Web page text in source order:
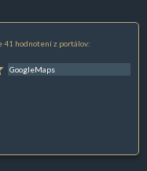
41 hodnotení z portálov:
GoogleMaps